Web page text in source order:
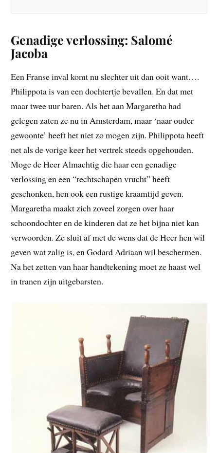
Genadige verlossing: Salomé
Jacoba
Een Franse inval komt nu slechter uit dan ooit want….
Philippota is van een dochtertje bevallen. En dat met
maar twee uur baren. Als het aan Margaretha had
gelegen zaten ze nu in Amsterdam, maar ‘naar ouder
gewoonte’ heeft het niet zo mogen zijn. Philippota heeft
net als de vorige keer het vertrek steeds opgehouden.
Moge de Heer Almachtig die haar een genadige
verlossing en een “rechtschapen vrucht” heeft
geschonken, hen ook een rustige kraamtijd geven.
Margaretha maakt zich zoveel zorgen over haar
schoondochter en de kinderen dat ze het bijna niet kan
verwoorden. Ze sluit af met de wens dat de Heer hen wil
geven wat zalig is, en Godard Adriaan wil beschermen.
Na het zetten van haar handtekening moet ze haast wel
in tranen zijn uitgebarsten.